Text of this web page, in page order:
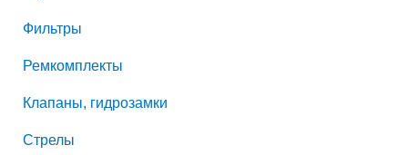
Фильтры
Ремкомплекты
Клапаны, гидрозамки
Стрелы